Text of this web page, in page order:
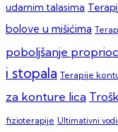
udarnim talasima
bolove u mišićima
poboljšanje
i stopala Terapije
za konture lica
fizioterapije Ultimativni